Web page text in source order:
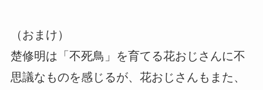
（おまけ）
楚修明は「不死鳥」を育てる花おじさんに不
思議なものを感じるが、花おじさんもまた、